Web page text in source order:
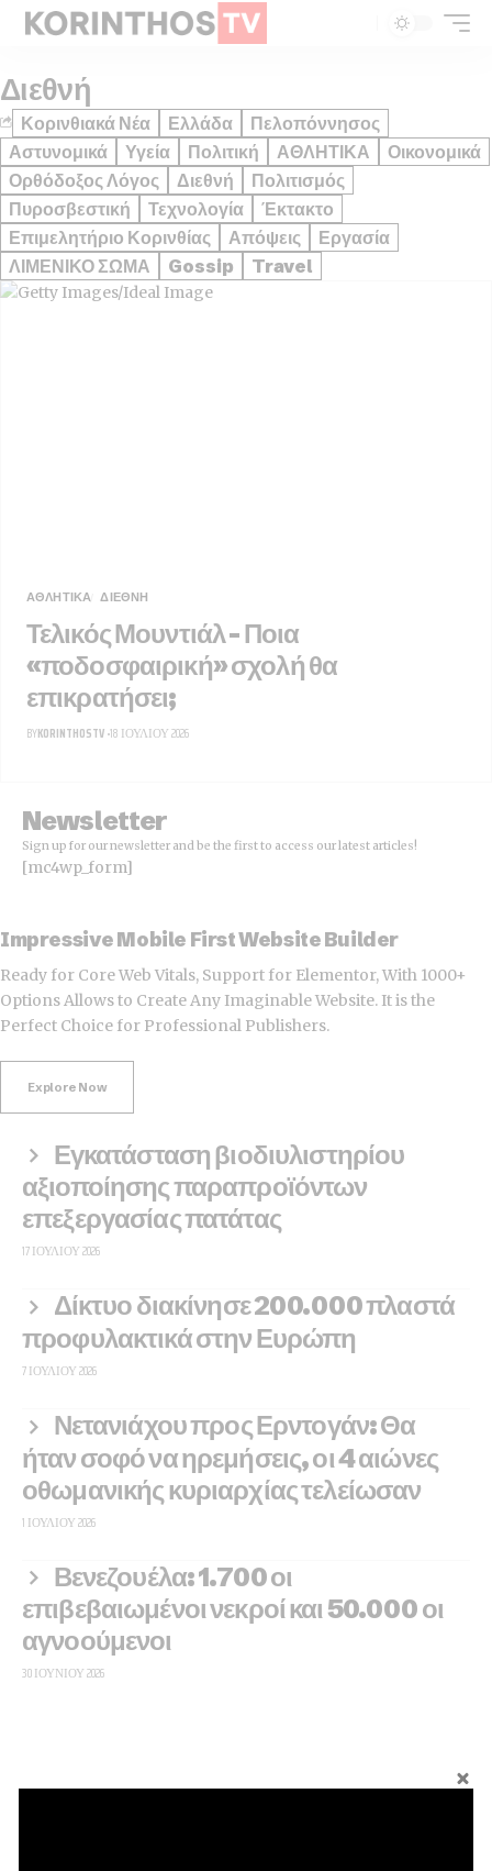
Διεθνή
Κορινθιακά Νέα Ελλάδα
Πελοπόννησος
Αστυνομικά
Υγεία Πολιτική ΑΘΛΗΤΙΚΑ
Οικονομικά
Ορθόδοξος Λόγος
Διεθνή
Πολιτισμός
Πυροσβεστική
Τεχνολογία
Έκτακτο
Επιμελητήριο Κορινθίας
Απόψεις
Εργασία
ΛΙΜΕΝΙΚΟ ΣΩΜΑ
Gossip Travel
ΑΘΛΗΤΙΚΑ ΔΙΕΘΝΉ
Τελικός Μουντιάλ – Ποια
«ποδοσφαιρική» σχολή θα
επικρατήσει;
BYKORINTHOSTV 18 ΙΟΥΛΊΟΥ 2026
Newsletter
Sign up for our newsletter and be the first to access our latest articles!
[mc4wp_form]
Impressive Mobile First Website Builder
Ready for Core Web Vitals, Support for Elementor, With 1000+
Options Allows to Create Any Imaginable Website. It is the
Perfect Choice for Professional Publishers.
Explore Now
Εγκατάσταση βιοδιυλιστηρίου
αξιοποίησης παραπροϊόντων
επεξεργασίας πατάτας
17 ΙΟΥΛΊΟΥ 2026
Δίκτυο διακίνησε 200.000 πλαστά
προφυλακτικά στην Ευρώπη
7 ΙΟΥΛΊΟΥ 2026
Νετανιάχου προς Ερντογάν: Θα
ήταν σοφό να ηρεμήσεις, οι 4 αιώνες
οθωμανικής κυριαρχίας τελείωσαν
1 ΙΟΥΛΊΟΥ 2026
Βενεζουέλα: 1.700 οι
επιβεβαιωμένοι νεκροί και 50.000 οι
αγνοούμενοι
30 ΙΟΥΝΊΟΥ 2026